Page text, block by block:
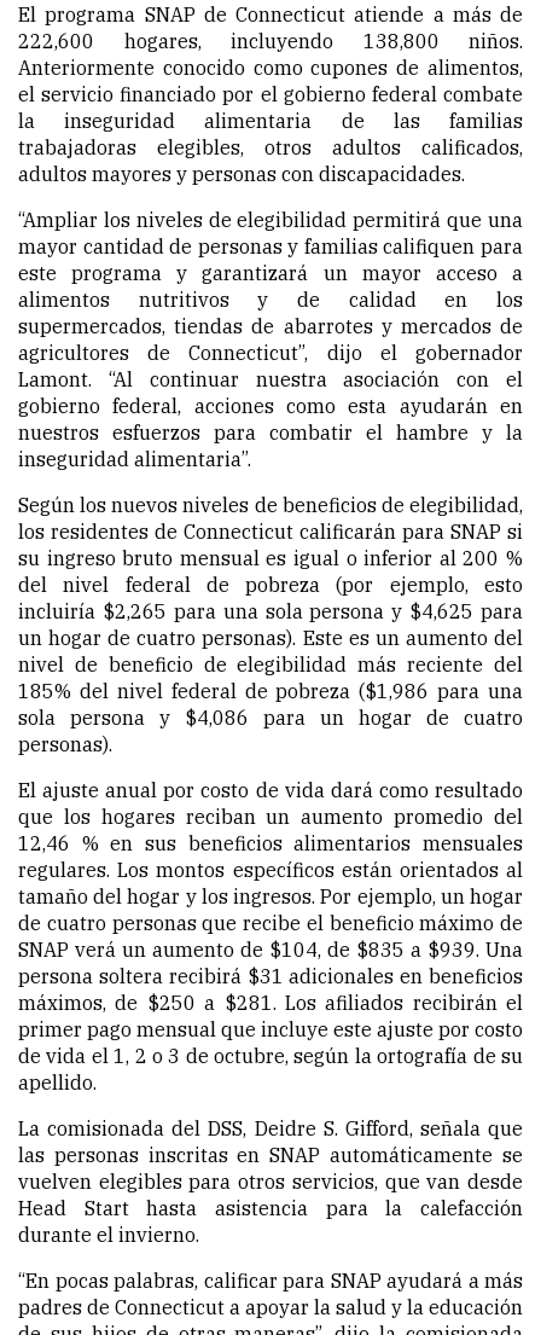
El programa SNAP de Connecticut atiende a más de
222,600 hogares, incluyendo 138,800 niños.
Anteriormente conocido como cupones de alimentos,
el servicio financiado por el gobierno federal combate
la inseguridad alimentaria de las familias
trabajadoras elegibles, otros adultos calificados,
adultos mayores y personas con discapacidades.
“Ampliar los niveles de elegibilidad permitirá que una
mayor cantidad de personas y familias califiquen para
este programa y garantizará un mayor acceso a
alimentos nutritivos y de calidad en los
supermercados, tiendas de abarrotes y mercados de
agricultores de Connecticut”, dijo el gobernador
Lamont. “Al continuar nuestra asociación con el
gobierno federal, acciones como esta ayudarán en
nuestros esfuerzos para combatir el hambre y la
inseguridad alimentaria”.
Según los nuevos niveles de beneficios de elegibilidad,
los residentes de Connecticut calificarán para SNAP si
su ingreso bruto mensual es igual o inferior al 200 %
del nivel federal de pobreza (por ejemplo, esto
incluiría $2,265 para una sola persona y $4,625 para
un hogar de cuatro personas). Este es un aumento del
nivel de beneficio de elegibilidad más reciente del
185% del nivel federal de pobreza ($1,986 para una
sola persona y $4,086 para un hogar de cuatro
personas).
El ajuste anual por costo de vida dará como resultado
que los hogares reciban un aumento promedio del
12,46 % en sus beneficios alimentarios mensuales
regulares. Los montos específicos están orientados al
tamaño del hogar y los ingresos. Por ejemplo, un hogar
de cuatro personas que recibe el beneficio máximo de
SNAP verá un aumento de $104, de $835 a $939. Una
persona soltera recibirá $31 adicionales en beneficios
máximos, de $250 a $281. Los afiliados recibirán el
primer pago mensual que incluye este ajuste por costo
de vida el 1, 2 o 3 de octubre, según la ortografía de su
apellido.
La comisionada del DSS, Deidre S. Gifford, señala que
las personas inscritas en SNAP automáticamente se
vuelven elegibles para otros servicios, que van desde
Head Start hasta asistencia para la calefacción
durante el invierno.
“En pocas palabras, calificar para SNAP ayudará a más
padres de Connecticut a apoyar la salud y la educación